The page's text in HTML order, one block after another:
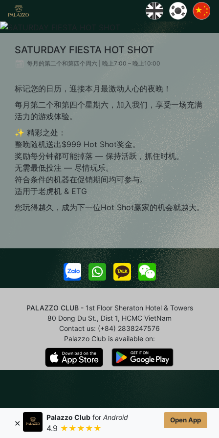
SATURDAY FIESTA HOT SHOT
每月的第二个和第四个周六 | 晚上7:00 – 晚上10:00
标记您的日历，迎接本月最激动人心的夜晚！
每月第二个和第四个星期六，加入我们，享受一场充满
活力的游戏体验。
✨ 精彩之处：
整晚随机送出$999 Hot Shot奖金。
奖励每分钟都可能掉落 — 保持活跃，抓住时机。
无需最低投注 — 尽情玩乐。
符合条件的机器在促销期间均可参与。
适用于老虎机 & ETG
您玩得越久，成为下一位Hot Shot赢家的机会就越大。
PALAZZO CLUB- 1st Floor Sheraton Hotel & Towers
80 Dong Du St., Dist 1, HCMC VietNam
Contact us: (+84) 2838247576
Palazzo Club is available on:
✕
Palazzo Club for Android
4.9 ★★★★★
Open App